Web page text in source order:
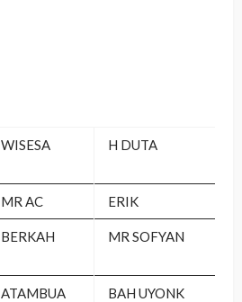
WISESA H DUTA
MR AC ERIK
BERKAH MR SOFYAN
ATAMBUA BAH UYONK